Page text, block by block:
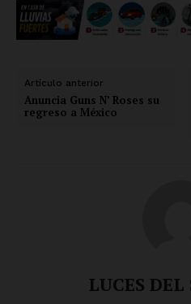
Artículo anterior
Anuncia Guns N’ Roses su
regreso a México
LUCES